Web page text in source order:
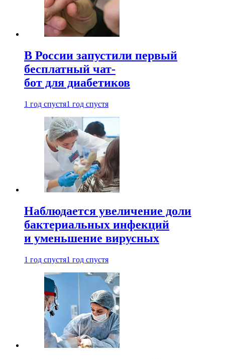
В России запустили первый
бесплатный чат-
бот для диабетиков
1 год спустя1 год спустя
Наблюдается увеличение доли
бактериальных инфекций
и уменьшение вирусных
1 год спустя1 год спустя